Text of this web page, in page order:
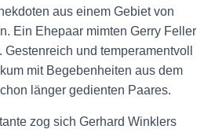
aus einem Gebiet von
Ein Ehepaar mimten Gerry Feller
und temperamentvoll
mit Begebenheiten aus dem
länger gedienten Paares.
zog sich Gerhard Winklers